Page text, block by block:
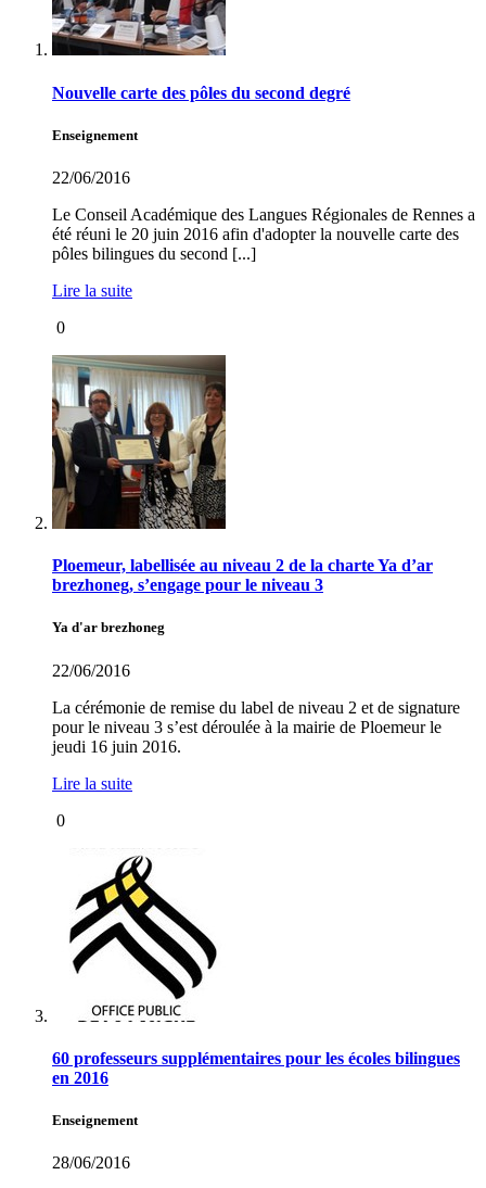
Nouvelle carte des pôles du second degré
Enseignement
22/06/2016
Le Conseil Académique des Langues Régionales de Rennes a
été réuni le 20 juin 2016 afin d'adopter la nouvelle carte des
pôles bilingues du second [...]
Lire la suite
0
Ploemeur, labellisée au niveau 2 de la charte Ya d’ar
brezhoneg, s’engage pour le niveau 3
Ya d'ar brezhoneg
22/06/2016
La cérémonie de remise du label de niveau 2 et de signature
pour le niveau 3 s’est déroulée à la mairie de Ploemeur le
jeudi 16 juin 2016.
Lire la suite
0
60 professeurs supplémentaires pour les écoles bilingues
en 2016
Enseignement
28/06/2016